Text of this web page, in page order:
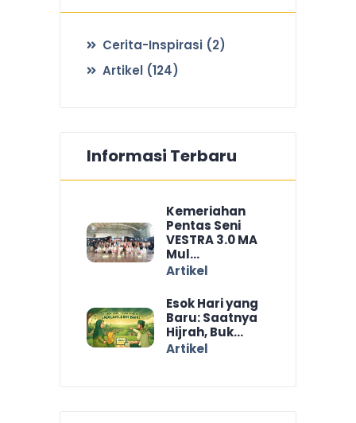
Cerita-Inspirasi (2)
Artikel (124)
Informasi Terbaru
Kemeriahan
Pentas Seni
VESTRA 3.0 MA
Mul...
Artikel
Esok Hari yang
Baru: Saatnya
Hijrah, Buk...
Artikel